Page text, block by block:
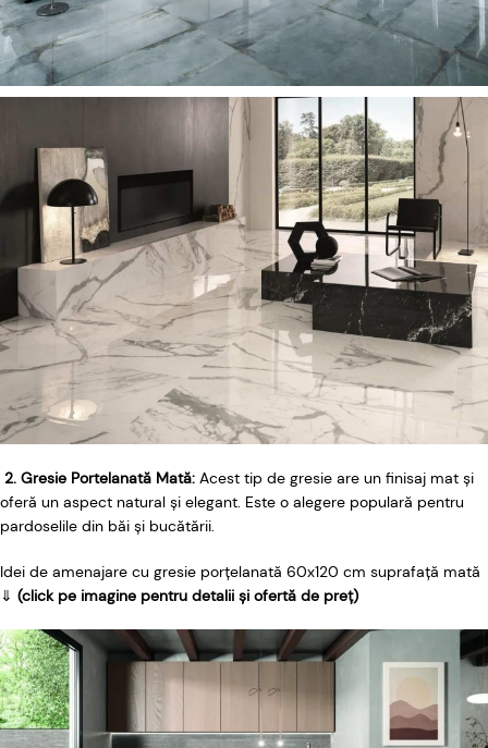
2. Gresie Portelanată Mată: Acest tip de gresie are un finisaj mat și
oferă un aspect natural și elegant. Este o alegere populară pentru
pardoselile din băi și bucătării.
Idei de amenajare cu gresie porțelanată 60x120 cm suprafață mată
⇓ (click pe imagine pentru detalii și ofertă de preț)